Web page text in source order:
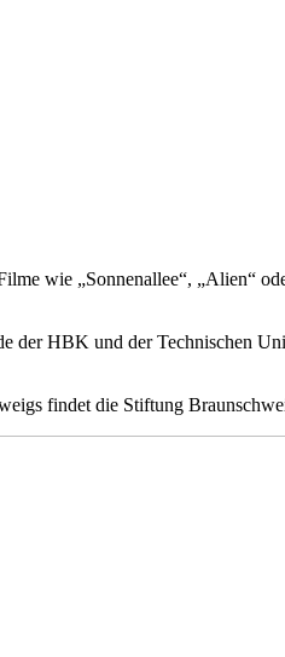
wie „Sonnenallee“, „Alien“
derHBK und der Technischen
findet die Stiftung